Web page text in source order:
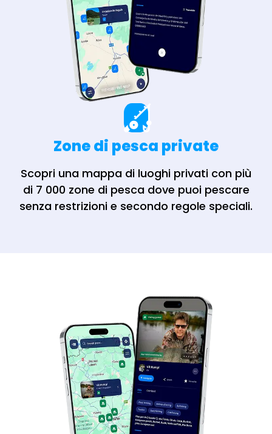
Zone di pesca private
Scopri una mappa di luoghi privati con più
di 7 000 zone di pesca dove puoi pescare
senza restrizioni e secondo regole speciali.